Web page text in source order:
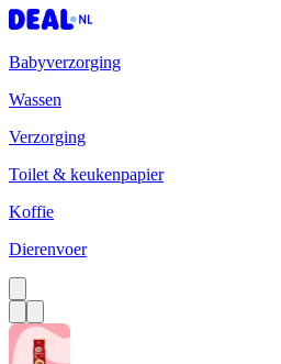
Babyverzorging
Wassen
Verzorging
Toilet & keukenpapier
Koffie
Dierenvoer